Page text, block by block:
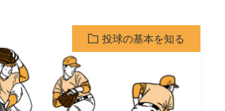
投球の基本を知る